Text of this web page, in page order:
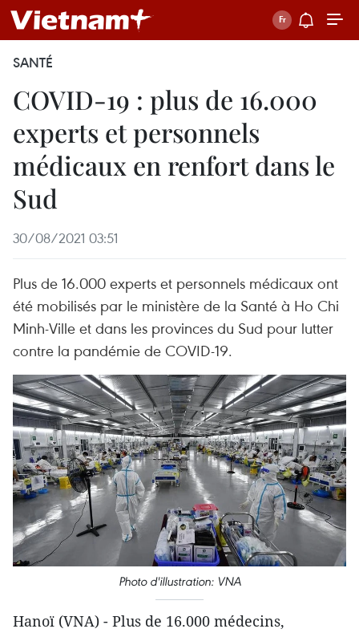
SANTÉ
COVID-19 : plus de 16.000
experts et personnels
médicaux en renfort dans le
Sud
30/08/2021 03:51
Plus de 16.000 experts et personnels médicaux ont
été mobilisés par le ministère de la Santé à Ho Chi
Minh-Ville et dans les provinces du Sud pour lutter
contre la pandémie de COVID-19.
Photo d'illustration: VNA
Hanoï (VNA) - Plus de 16.000 médecins,